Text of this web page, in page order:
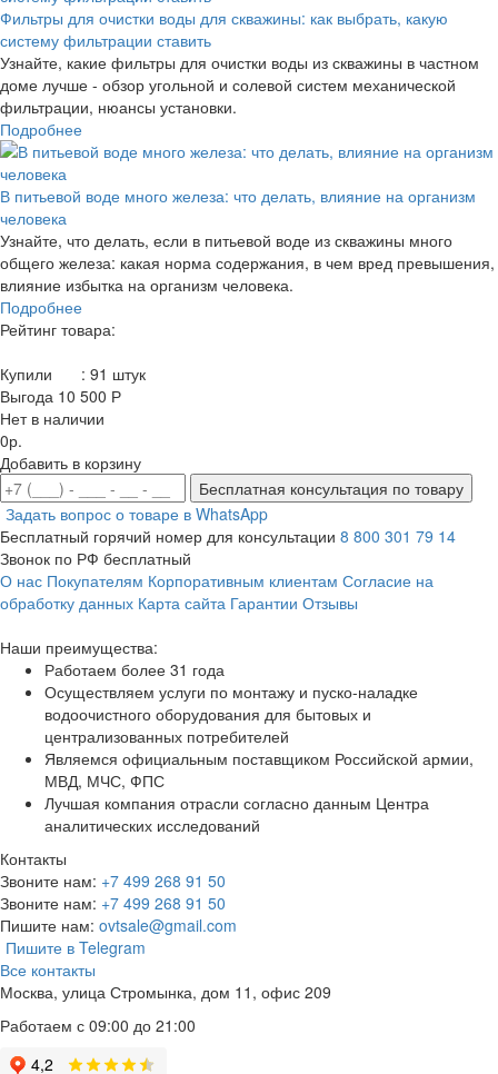
Фильтры для очистки воды для скважины: как выбрать, какую
систему фильтрации ставить
Узнайте, какие фильтры для очистки воды из скважины в частном
доме лучше - обзор угольной и солевой систем механической
фильтрации, нюансы установки.
Подробнее
В питьевой воде много железа: что делать, влияние на организм
человека
Узнайте, что делать, если в питьевой воде из скважины много
общего железа: какая норма содержания, в чем вред превышения,
влияние избытка на организм человека.
Подробнее
Рейтинг товара:
Купили
: 91 штук
Выгода 10 500 Р
Нет в наличии
0р.
Добавить в корзину
Бесплатная консультация по товару
Задать вопрос о товаре в WhatsApp
Бесплатный горячий номер для консультации 8 800 301 79 14
Звонок по РФ бесплатный
О нас Покупателям Корпоративным клиентам Согласие на
обработку данных Карта сайта Гарантии Отзывы
Наши преимущества:
Работаем более 31 года
Осуществляем услуги по монтажу и пуско-наладке
водоочистного оборудования для бытовых и
централизованных потребителей
Являемся официальным поставщиком Российской армии,
МВД, МЧС, ФПС
Лучшая компания отрасли согласно данным Центра
аналитических исследований
Контакты
Звоните нам: +7 499 268 91 50
Звоните нам: +7 499 268 91 50
Пишите нам: ovtsale@gmail.com
Пишите в Telegram
Все контакты
Москва, улица Стромынка, дом 11, офис 209
Работаем с 09:00 до 21:00